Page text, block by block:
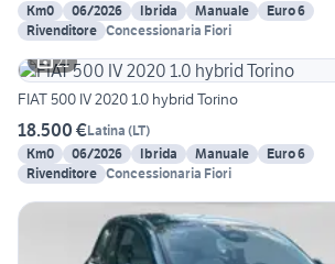
Km0
06/2026 Ibrida Manuale
Euro 6
Rivenditore Concessionaria Fiori
21
FIAT 500 IV 2020 1.0 hybrid Torino
18.500 €Latina (LT)
Km0
06/2026 Ibrida Manuale
Euro 6
Rivenditore Concessionaria Fiori